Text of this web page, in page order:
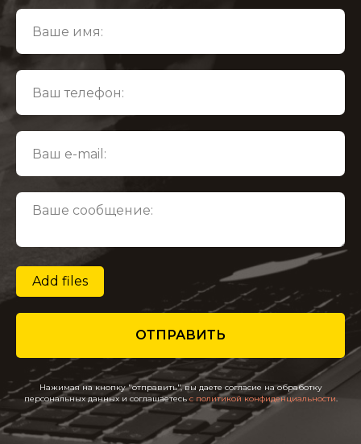
Add files
ОТПРАВИТЬ
Нажимая на кнопку "отправить", вы даете согласие на обработку
персональных данных и соглашаетесь c политикой конфиденциальности